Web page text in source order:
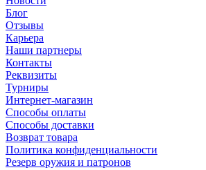
Блог
Отзывы
Карьера
Наши партнеры
Контакты
Реквизиты
Турниры
Интернет-магазин
Способы оплаты
Способы доставки
Возврат товара
Политика конфиденциальности
Резерв оружия и патронов